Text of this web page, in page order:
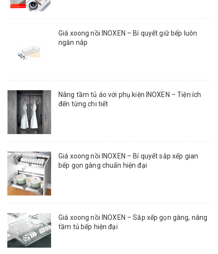
Giá xoong nồi INOXEN – Bí quyết giữ bếp luôn
ngăn nắp
Nâng tầm tủ áo với phụ kiện INOXEN – Tiện ích
đến từng chi tiết
Giá xoong nồi INOXEN – Bí quyết sắp xếp gian
bếp gọn gàng chuẩn hiện đại
Giá xoong nồi INOXEN – Sắp xếp gọn gàng, nâng
tầm tủ bếp hiện đại